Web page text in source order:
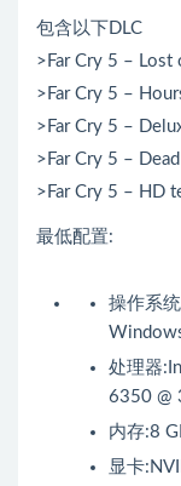
包含以下DLC
>Far Cry 5 – Lost
>Far Cry 5 –
>Far Cry 5 –
>Far Cry 5 –
>Far Cry 5 – HD
最低配置:
操作系
处理器
6350 @
内存:8
显卡